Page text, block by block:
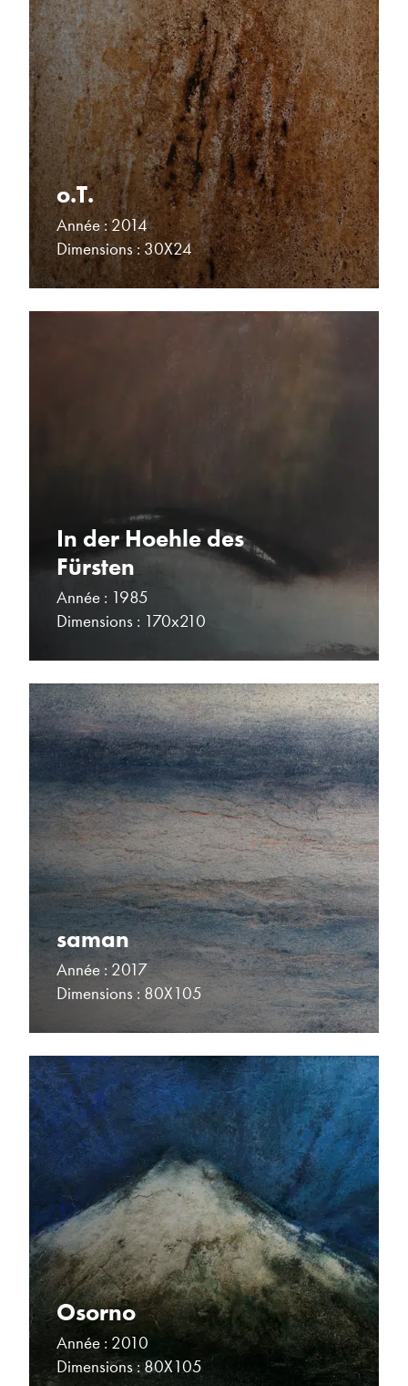
o.T.
Année : 2014
Dimensions : 30X24
In der Hoehle des
Fürsten
Année : 1985
Dimensions : 170x210
saman
Année : 2017
Dimensions : 80X105
Osorno
Année : 2010
Dimensions : 80X105